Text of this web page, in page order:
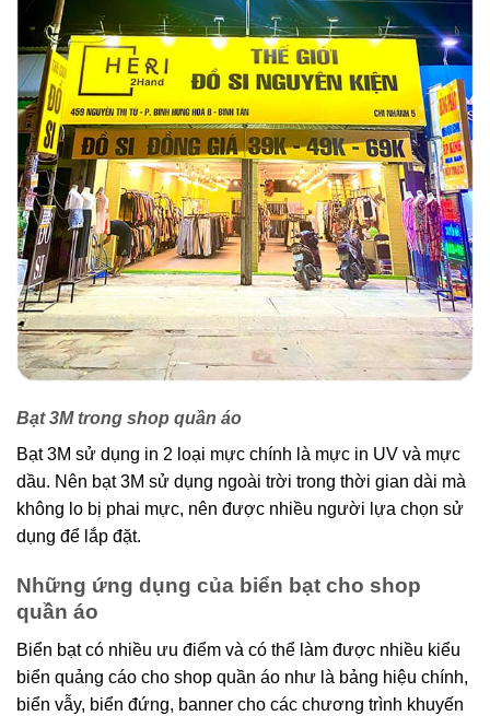
Bạt 3M trong shop quần áo
Bạt 3M sử dụng in 2 loại mực chính là mực in UV và mực
dầu. Nên bạt 3M sử dụng ngoài trời trong thời gian dài mà
không lo bị phai mực, nên được nhiều người lựa chọn sử
dụng để lắp đặt.
Những ứng dụng của biển bạt cho shop
quần áo
Biển bạt có nhiều ưu điểm và có thể làm được nhiều kiểu
biển quảng cáo cho shop quần áo như là bảng hiệu chính,
biển vẫy, biển đứng, banner cho các chương trình khuyến